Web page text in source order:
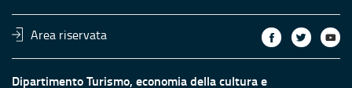
Area riservata
Dipartimento Turismo, economia della cultura e